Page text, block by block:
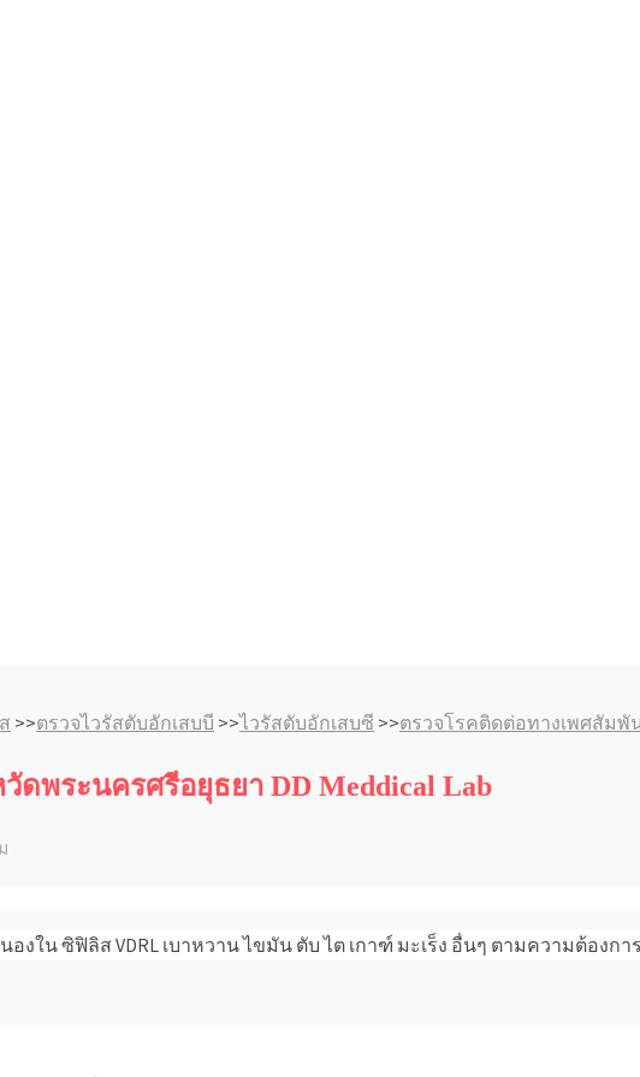
>>ตรวจไวรัสตับอักเสบบี >>ไวรัสตับอักเสบซี >>ตรวจโรคติดต่อทางเพศสัมพั
พระนครศรีอยุธยา DD Meddical Lab
งใน ซิฟิลิส VDRL เบาหวาน ไขมัน ตับ ไต เกาฑ์ มะเร็ง อื่นๆ ตามความต้องก